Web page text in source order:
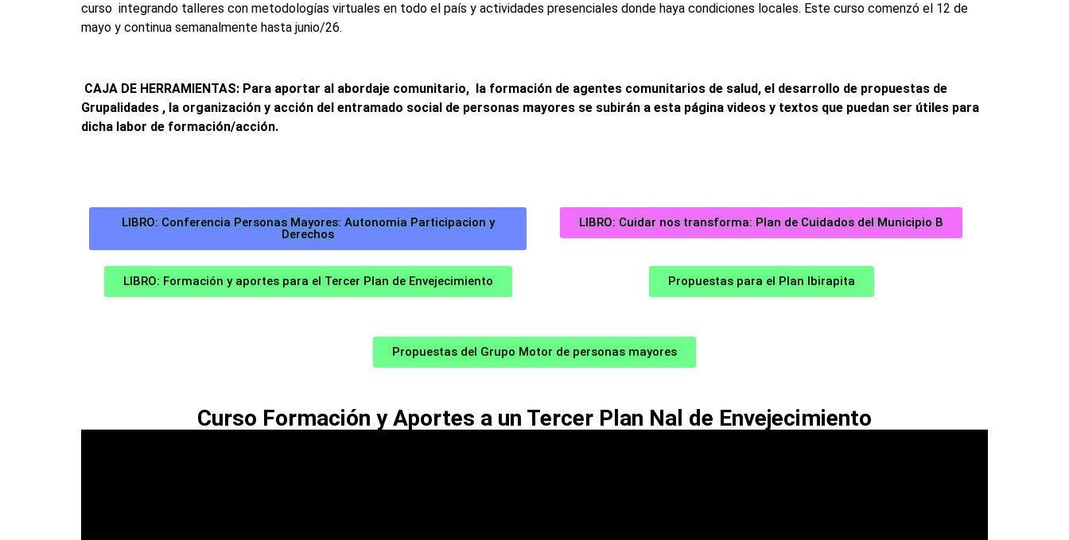
curso integrando talleres con metodologías virtuales en todo el país y actividades presenciales donde haya condiciones locales. Este curso comenzó el 12 de
mayo y continua semanalmente hasta junio/26.
CAJA DE HERRAMIENTAS: Para aportar al abordaje comunitario, la formación de agentes comunitarios de salud, el desarrollo de propuestas de
Grupalidades , la organización y acción del entramado social de personas mayores se subirán a esta página videos y textos que puedan ser útiles para
dicha labor de formación/acción.
LIBRO: Conferencia Personas Mayores: Autonomia Participacion y
Derechos
LIBRO: Cuidar nos transforma: Plan de Cuidados del Municipio B
LIBRO: Formación y aportes para el Tercer Plan de Envejecimiento Propuestas para el Plan Ibirapita
Propuestas del Grupo Motor de personas mayores
Curso Formación y Aportes a un Tercer Plan Nal de Envejecimiento